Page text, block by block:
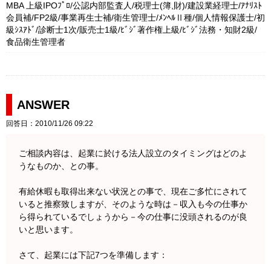
MBA 上級IPOﾌﾟﾛ/公認内部監査人/税理士(簿,財)/建設業経理士/ｱﾅﾘｽﾄ
会員補/FP2級/事業再生士補/衛生管理士/ﾒﾝﾍﾙⅡ種/個人情報保護士/初
級ｼｽｱﾄﾞ/診断士1次/販売士1級/ﾋﾞｼﾞ著作権上級/ﾋﾞｼﾞ法務・知財2級/
食品衛生管理者
ANSWER
回答日：2010/11/26 09:22
ご相談内容は、起業に於ける法人設立のタイミングはどのよ
うなものか、との事。
有給休暇も取得出来ない状況との事で、現在ご多忙にされて
いると推察致しますが、そのような時は－収入も今の仕事か
ら得られているでしょうから－今の仕事に没頭されるのが良
いと思います。
さて、起業には下記7つを準備します：